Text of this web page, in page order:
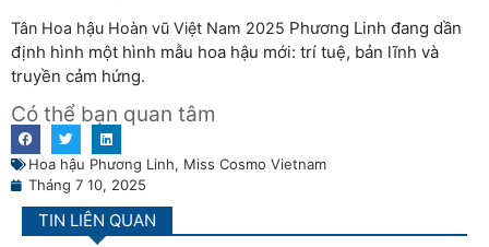
Tân Hoa hậu Hoàn vũ Việt Nam 2025 Phương Linh đang dần
định hình một hình mẫu hoa hậu mới: trí tuệ, bản lĩnh và
truyền cảm hứng.
Có thể bạn quan tâm
Hoa hậu Phương Linh, Miss Cosmo Vietnam
Tháng 7 10, 2025
TIN LIÊN QUAN